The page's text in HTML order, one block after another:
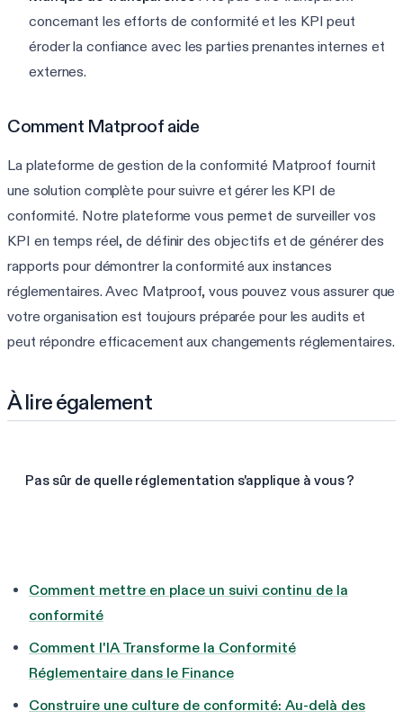
concernant les efforts de conformité et les KPI peut
éroder la confiance avec les parties prenantes internes et
externes.
Comment Matproof aide
La plateforme de gestion de la conformité Matproof fournit
une solution complète pour suivre et gérer les KPI de
conformité. Notre plateforme vous permet de surveiller vos
KPI en temps réel, de définir des objectifs et de générer des
rapports pour démontrer la conformité aux instances
réglementaires. Avec Matproof, vous pouvez vous assurer que
votre organisation est toujours préparée pour les audits et
peut répondre efficacement aux changements réglementaires.
À lire également
Pas sûr de quelle réglementation s'applique à vous ?
Comment mettre en place un suivi continu de la
conformité
Comment l'IA Transforme la Conformité
Réglementaire dans le Finance
Construire une culture de conformité: Au-delà des